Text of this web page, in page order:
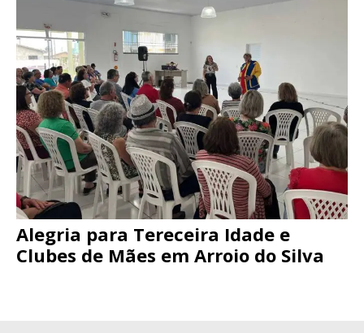
Alegria para Tereceira Idade e
Clubes de Mães em Arroio do Silva